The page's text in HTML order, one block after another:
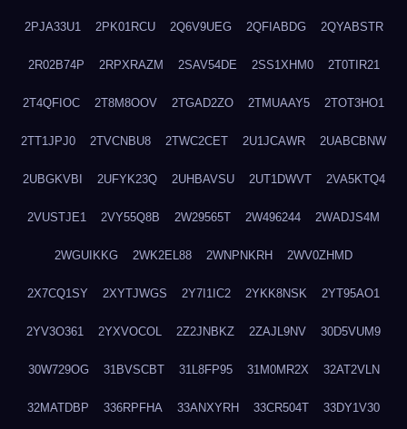
2PJA33U1 2PK01RCU 2Q6V9UEG 2QFIABDG 2QYABSTR
2R02B74P 2RPXRAZM 2SAV54DE 2SS1XHM0 2T0TIR21
2T4QFIOC 2T8M8OOV 2TGAD2ZO 2TMUAAY5 2TOT3HO1
2TT1JPJ0 2TVCNBU8 2TWC2CET 2U1JCAWR 2UABCBNW
2UBGKVBI 2UFYK23Q 2UHBAVSU 2UT1DWVT 2VA5KTQ4
2VUSTJE1 2VY55Q8B 2W29565T 2W496244 2WADJS4M
2WGUIKKG 2WK2EL88 2WNPNKRH 2WV0ZHMD
2X7CQ1SY 2XYTJWGS 2Y7I1IC2 2YKK8NSK 2YT95AO1
2YV3O361 2YXVOCOL 2Z2JNBKZ 2ZAJL9NV 30D5VUM9
30W729OG 31BVSCBT 31L8FP95 31M0MR2X 32AT2VLN
32MATDBP 336RPFHA 33ANXYRH 33CR504T 33DY1V30